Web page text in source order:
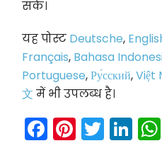
सकें।
यह पोस्ट Deutsche,
Français, Bahasa
Portuguese,Ру́сский,Việt
文 में भी उपलब्ध है।
Facebook